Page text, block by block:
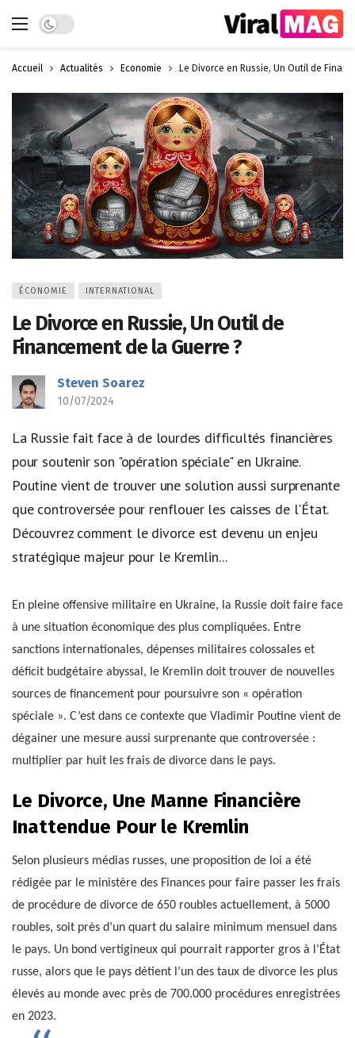
Dark mode
Accueil Actualités Économie Le Divorce en Russie, Un Outil de
ÉCONOMIE INTERNATIONAL
Le Divorce en Russie, Un Outil de
Financement de la Guerre ?
Steven Soarez
10/07/2024
La Russie fait face à de lourdes difficultés financières
pour soutenir son "opération spéciale" en Ukraine.
Poutine vient de trouver une solution aussi surprenante
que controversée pour renflouer les caisses de l'État.
Découvrez comment le divorce est devenu un enjeu
stratégique majeur pour le Kremlin...
En pleine offensive militaire en Ukraine, la Russie doit faire face
à une situation économique des plus compliquées. Entre
sanctions internationales, dépenses militaires colossales et
déficit budgétaire abyssal, le Kremlin doit trouver de nouvelles
sources de financement pour poursuivre son « opération
spéciale ». C’est dans ce contexte que Vladimir Poutine vient de
dégainer une mesure aussi surprenante que controversée :
multiplier par huit les frais de divorce dans le pays.
Le Divorce, Une Manne Financière
Inattendue Pour le Kremlin
Selon plusieurs médias russes, une proposition de loi a été
rédigée par le ministère des Finances pour faire passer les frais
de procédure de divorce de 650 roubles actuellement, à 5000
roubles, soit près d’un quart du salaire minimum mensuel dans
le pays. Un bond vertigineux qui pourrait rapporter gros à l’État
russe, alors que le pays détient l’un des taux de divorce les plus
élevés au monde avec près de 700.000 procédures enregistrées
en 2023.